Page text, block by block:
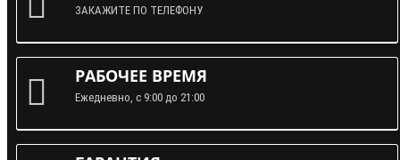
ЗАКАЖИТЕ ПО ТЕЛЕФОНУ
РАБОЧЕЕ ВРЕМЯ
Ежедневно, с 9:00 до 21:00